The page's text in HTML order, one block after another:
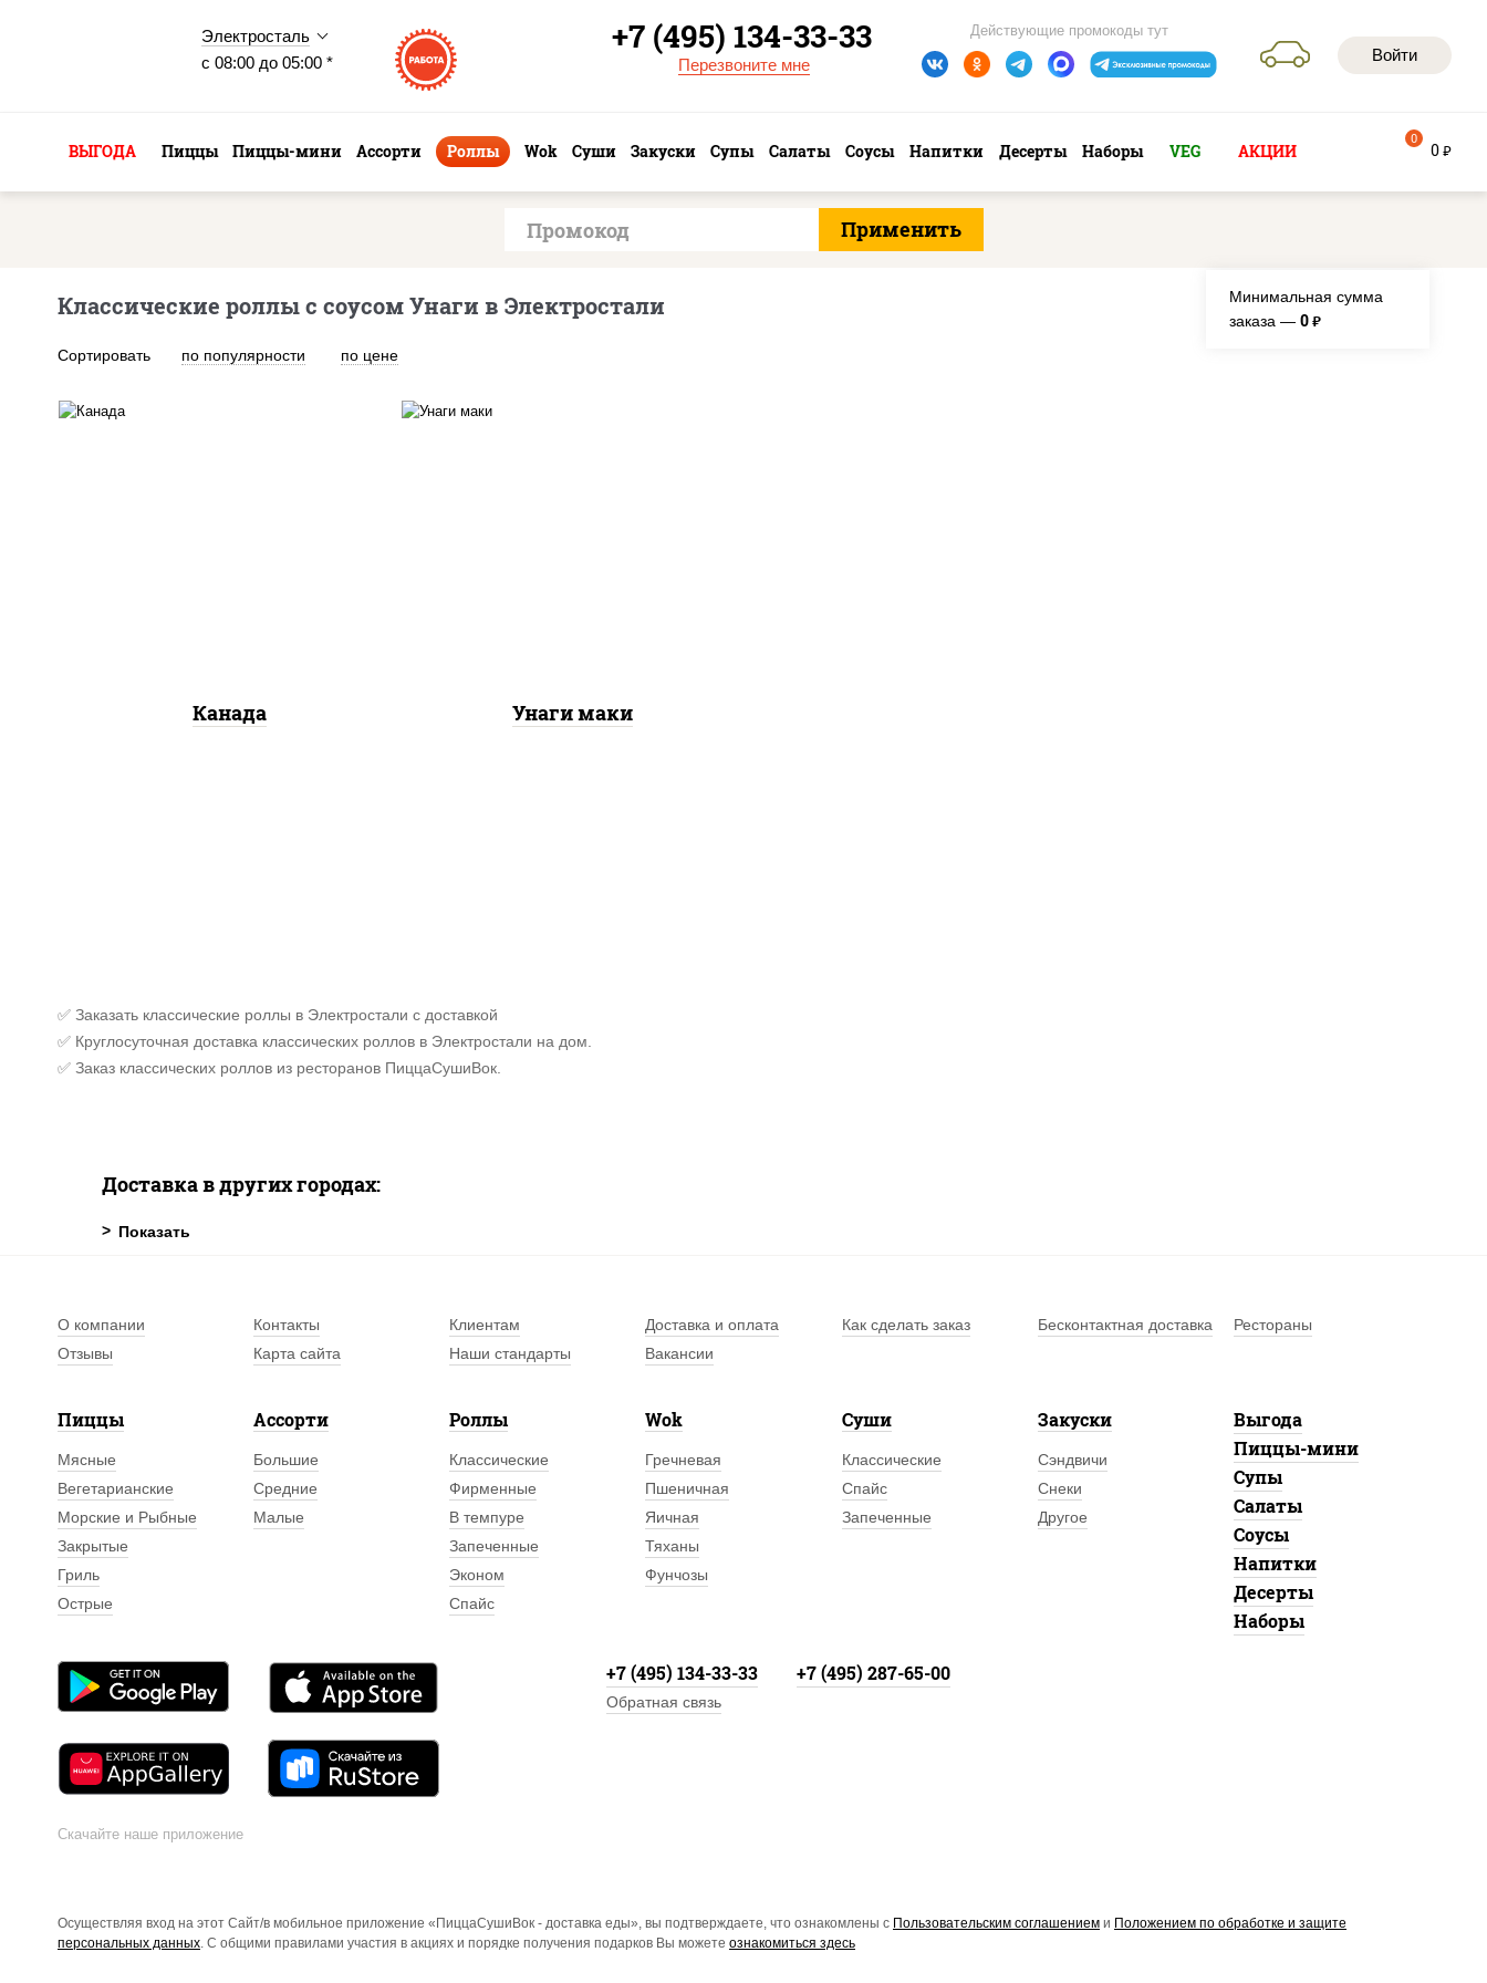
Электросталь
с 08:00 до 05:00 *
Войти
Действующие промокоды тут
+7 (495) 134-33-33
Перезвоните мне
ВЫГОДА Пиццы Пиццы-мини Ассорти Роллы Wok Суши Закуски Супы Салаты Соусы Напитки Десерты Наборы VEG АКЦИИ 0 руб
0
Классические роллы с соусом Унаги в Электростали
Сортировать по популярности по цене
Минимальная сумма
заказа — 0 руб.
Канада Унаги маки
✅ Заказать классические роллы в Электростали с доставкой
✅ Круглосуточная доставка классических роллов в Электростали на дом.
✅ Заказ классических роллов из ресторанов ПиццаСушиВок.
Доставка в других городах:
О компании Контакты Клиентам Доставка и оплата Как сделать заказ Бесконтактная доставка
Рестораны
Отзывы
Карта сайта Наши стандарты Вакансии
Пиццы
Мясные
Вегетарианские
Морские и Рыбные
Закрытые
Гриль
Острые
Ассорти
Большие
Средние
Малые
Роллы
Классические
Фирменные
В темпуре
Запеченные
Эконом
Спайс
Wok
Гречневая
Пшеничная
Яичная
Тяханы
Фунчозы
Суши
Классические
Спайс
Запеченные
Закуски
Сэндвичи
Снеки
Другое
Выгода
Пиццы-мини
Супы
Салаты
Соусы
Напитки
Десерты
Наборы
Скачайте наше приложение
+7 (495) 134-33-33 +7 (495) 287-65-00
Обратная связь
Осуществляя вход на этот Сайт/в мобильное приложение «ПиццаСушиВок - доставка еды», вы подтверждаете, что ознакомлены с Пользовательским соглашением и Положением по обработке и защите
персональных данных. С общими правилами участия в акциях и порядке получения подарков Вы можете ознакомиться здесь